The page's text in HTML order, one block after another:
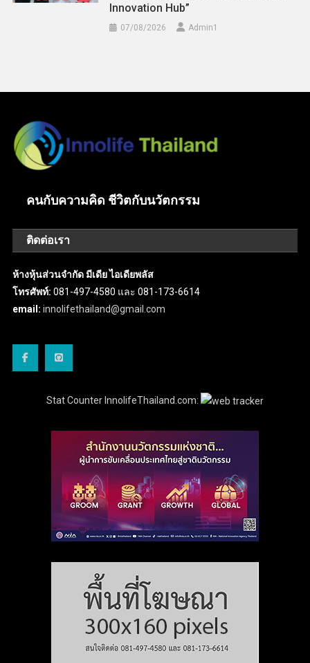
Innovation Hub”
07/08/2026 Admin​1
คนกับความคิด ชีวิตกับนวัตกรรม
ติดต่อเรา
ห้างหุ้นส่วนจำกัด มีเดีย ไอเดียพลัส
โทรศัพท์: 081-497-4580 และ 081-173-6614
email: innolifethailand@gmail.com
Stat Counter InnolifeThailand.com: